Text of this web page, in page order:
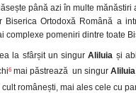
până azi în multe mănăstiri
Biserica Ortodoxă Română a
complexe pomeniri dintre toate
la sfârșit un singurAliluia și
6 mai păstrează un singur Aliluia
românești, mai ales cele cu